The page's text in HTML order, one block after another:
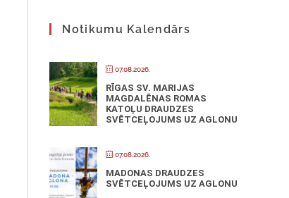
Notikumu Kalendārs
07.08.2026.
RĪGAS SV. MARIJAS
MAGDALĒNAS ROMAS
KATOĻU DRAUDZES
SVĒTCEĻOJUMS UZ AGLONU
07.08.2026.
MADONAS DRAUDZES
SVĒTCEĻOJUMS UZ AGLONU